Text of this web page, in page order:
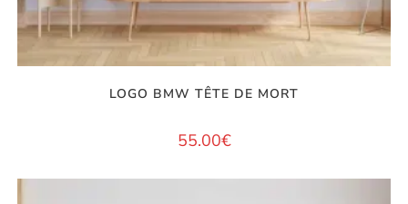
LOGO BMW TÊTE DE MORT
55.00€